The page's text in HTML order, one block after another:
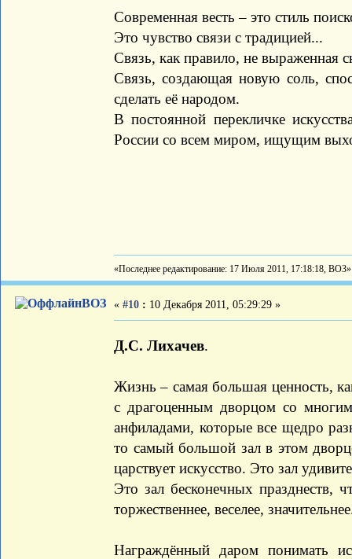
Современная весть – это стиль
Это чувство связи с традицией...
Связь, как правило, не выраженная
Связь, создающая новую соль,
сделать её народом.
В постоянной перекличке
России со всем миром, ищущим
«Последнее редактирование: 17 Июля 2011, 17:18:18, ВОЗ»
ВОЗ « #10 : 10 Декабря 2011, 05:29:29 »
Д.С. Лихачев.
Жизнь – самая большая ценность,
с драгоценным дворцом со
анфиладами, которые все щедро
то самый большой зал в этом
царствует искусство. Это зал
Это зал бесконечных празднеств,
торжественнее, веселее,
Награждённый даром понимать